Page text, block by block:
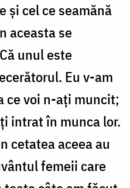
și cel ce seamănă
aceasta se
unul este
Eu v-am
ce voi n-ați muncit;
intrat în munca lor.
cetatea aceea au
femeii care